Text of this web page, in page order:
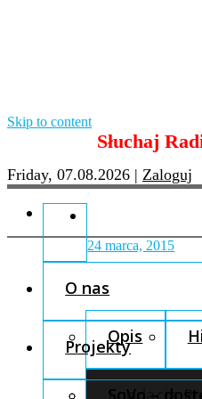
Skip to content
Słuchaj
Friday, 07.08.2026 | Zaloguj
O nas
Opis
Fundacja
Projekty
SoVo –
24 marca, 2015